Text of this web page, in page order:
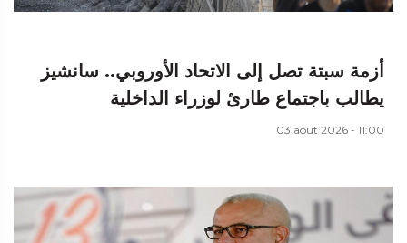
أزمة سبتة تصل إلى الاتحاد الأوروبي.. سانشيز
يطالب باجتماع طارئ لوزراء الداخلية
03 août 2026 - 11:00